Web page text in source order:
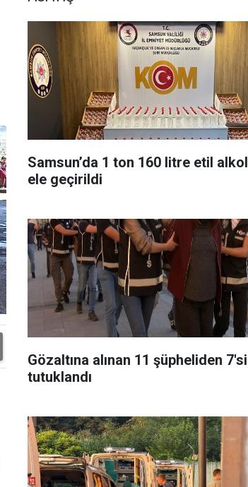
Samsun’da 1 ton 160 litre etil alkol
ele geçirildi
Gözaltına alınan 11 şüpheliden 7'si
tutuklandı